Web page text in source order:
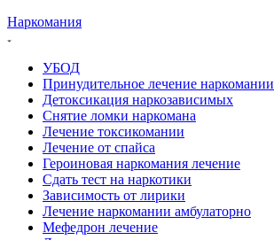
Наркомания
УБОД
Принудительное лечение наркомании
Детоксикация наркозависимых
Снятие ломки наркомана
Лечение токсикомании
Лечение от спайса
Героиновая наркомания лечение
Сдать тест на наркотики
Зависимость от лирики
Лечение наркомании амбулаторно
Мефедрон лечение